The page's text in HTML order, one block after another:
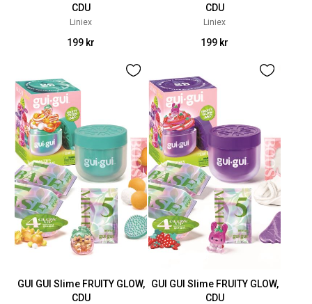
CDU
Liniex
199 kr
CDU
Liniex
199 kr
GUI GUI Slime FRUITY GLOW,
CDU
GUI GUI Slime FRUITY GLOW,
CDU